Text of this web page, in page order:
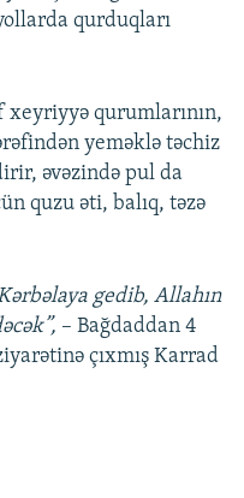
qurduqları
qurumlarının,
yeməklə təchiz
əvəzində pul da
quzu əti, balıq, təzə
gedib, Allahın
– Bağdaddan 4
çıxmış Karrad